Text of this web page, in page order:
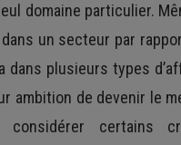
domaine particulier.
un secteur par
dans plusieurs types
ambition de devenir le
certains